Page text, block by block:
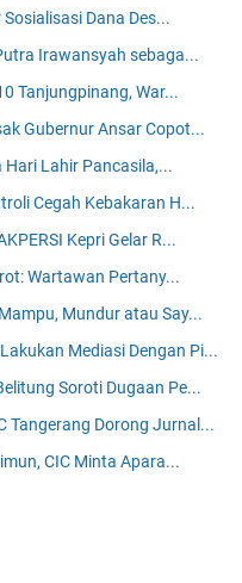
Dana Des...
Irawansyah sebaga...
Tanjungpinang, War...
Gubernur Ansar Copot...
Hari Lahir Pancasila,...
Cegah Kebakaran H...
Kepri Gelar R...
Wartawan Pertany...
Mundur atau Say...
Mediasi Dengan Pi...
Soroti Dugaan Pe...
Tangerang Dorong Jurnal...
CIC Minta Apara...